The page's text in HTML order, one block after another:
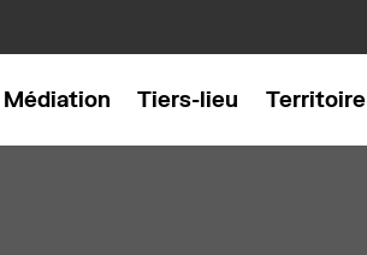
Médiation Tiers-lieu Territoire